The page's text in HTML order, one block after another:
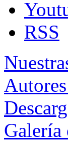
RSS
Galería